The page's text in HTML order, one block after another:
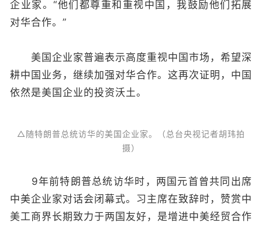
企业家。“他们都尊重和重视中国，我鼓励他们拓展
对华合作。”
美国企业家普遍表示高度重视中国市场，希望深
耕中国业务，继续加强对华合作。这再次证明，中国
依然是美国企业的投资沃土。
△随特朗普总统访华的美国企业家。（总台央视记者胡玮拍
摄）
9年前特朗普总统访华时，两国元首曾共同出席
中美企业家对话会闭幕式。习主席在致辞时，赞赏中
美工商界长期致力于两国友好，是增进中美经贸合作